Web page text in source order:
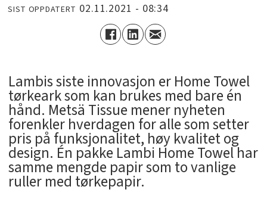
SIST OPPDATERT 02.11.2021 - 08:34
Lambis siste innovasjon er Home Towel
tørkeark som kan brukes med bare én
hånd. Metsä Tissue mener nyheten
forenkler hverdagen for alle som setter
pris på funksjonalitet, høy kvalitet og
design. Én pakke Lambi Home Towel har
samme mengde papir som to vanlige
ruller med tørkepapir.